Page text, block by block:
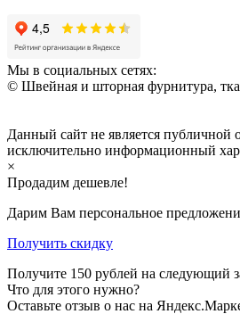
Мы в социальных сетях:
© Швейная и шторная фурнитура,
Данный сайт не является публичной
исключительно информационный
×
Продадим дешевле!
Дарим Вам персональное
Получить скидку
Получите 150 рублей на следующий
Что для этого нужно?
Оставьте отзыв о нас на